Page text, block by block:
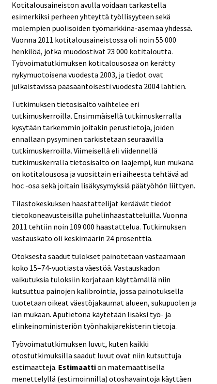
Kotitalousaineiston avulla voidaan tarkastella
esimerkiksi perheen yhteyttä työllisyyteen sekä
molempien puolisoiden työmarkkina-asemaa yhdessä.
Vuonna 2011 kotitalousaineistossa oli noin 55 000
henkilöä, jotka muodostivat 23 000 kotitaloutta.
Työvoimatutkimuksen kotitalousosaa on kerätty
nykymuotoisena vuodesta 2003, ja tiedot ovat
julkaistavissa pääsääntöisesti vuodesta 2004 lähtien.
Tutkimuksen tietosisältö vaihtelee eri
tutkimuskerroilla. Ensimmäisellä tutkimuskerralla
kysytään tarkemmin joitakin perustietoja, joiden
ennallaan pysyminen tarkistetaan seuraavilla
tutkimuskerroilla. Viimeisellä eli viidennellä
tutkimuskerralla tietosisältö on laajempi, kun mukana
on kotitalousosa ja vuosittain eri aiheesta tehtävä ad
hoc -osa sekä joitain lisäkysymyksiä päätyöhön liittyen.
Tilastokeskuksen haastattelijat keräävät tiedot
tietokoneavusteisilla puhelinhaastatteluilla. Vuonna
2011 tehtiin noin 109 000 haastattelua. Tutkimuksen
vastauskato oli keskimäärin 24 prosenttia.
Otoksesta saadut tulokset painotetaan vastaamaan
koko 15–74-vuotiasta väestöä. Vastauskadon
vaikutuksia tuloksiin korjataan käyttämällä niin
kutsuttua painojen kalibrointia, jossa painotuksella
tuotetaan oikeat väestöjakaumat alueen, sukupuolen ja
iän mukaan. Aputietona käytetään lisäksi työ- ja
elinkeinoministeriön työnhakijarekisterin tietoja.
Työvoimatutkimuksen luvut, kuten kaikki
otostutkimuksilla saadut luvut ovat niin kutsuttuja
estimaatteja. Estimaattion matemaattisella
menettelyllä (estimoinnilla) otoshavaintoja käyttäen